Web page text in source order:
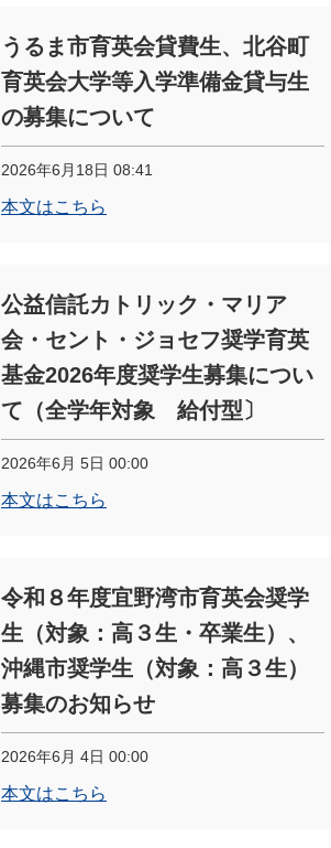
うるま市育英会貸費生、北谷町
育英会大学等入学準備金貸与生
の募集について
2026年6月18日 08:41
本文はこちら
公益信託カトリック・マリア
会・セント・ジョセフ奨学育英
基金2026年度奨学生募集につい
て（全学年対象 給付型〕
2026年6月 5日 00:00
本文はこちら
令和８年度宜野湾市育英会奨学
生（対象：高３生・卒業生）、
沖縄市奨学生（対象：高３生）
募集のお知らせ
2026年6月 4日 00:00
本文はこちら